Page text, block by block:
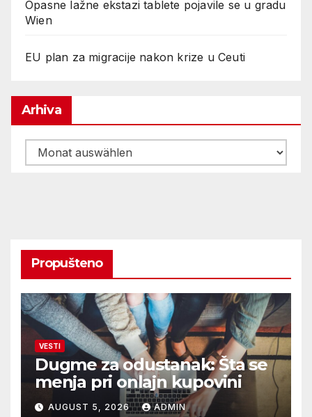
Opasne lažne ekstazi tablete pojavile se u gradu
Wien
EU plan za migracije nakon krize u Ceuti
Arhiva
Arhiva
Propušteno
VESTI
Dugme za odustanak: Šta se
menja pri onlajn kupovini
AUGUST 5, 2026 ADMIN